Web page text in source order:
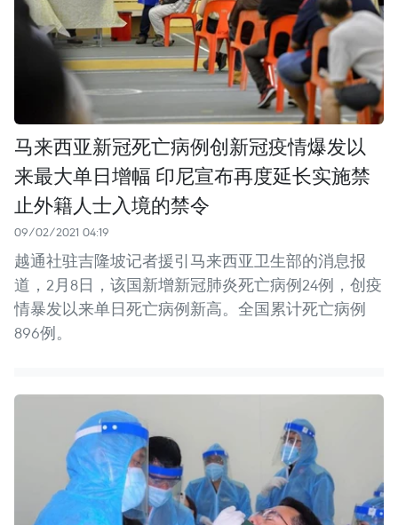
马来西亚新冠死亡病例创新冠疫情爆发以
来最大单日增幅 印尼宣布再度延长实施禁
止外籍人士入境的禁令
09/02/2021 04:19
越通社驻吉隆坡记者援引马来西亚卫生部的消息报
道，2月8日，该国新增新冠肺炎死亡病例24例，创疫
情暴发以来单日死亡病例新高。全国累计死亡病例
896例。